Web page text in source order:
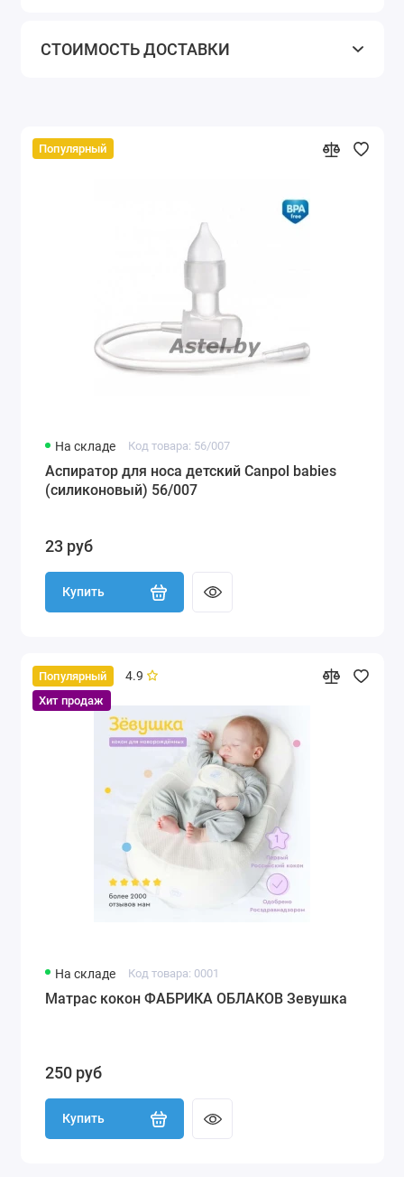
СТОИМОСТЬ ДОСТАВКИ
Популярный
На складе Код товара: 56/007
Аспиратор для носа детский Canpol babies
(силиконовый) 56/007
23 руб
Купить
Популярный
Хит продаж
4.9
На складе Код товара: 0001
Матрас кокон ФАБРИКА ОБЛАКОВ Зевушка
250 руб
Купить